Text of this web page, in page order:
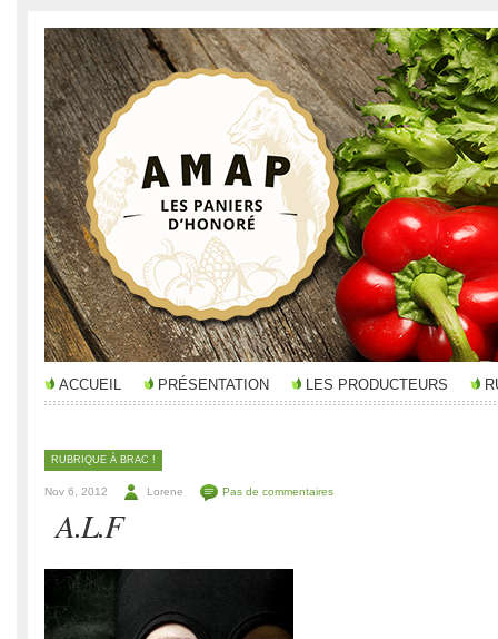
ACCUEIL PRÉSENTATION LES PRODUCTEURS
RUBRIQUE À BRAC !
Nov 6, 2012 Lorene Pas de commentaires
A.L.F